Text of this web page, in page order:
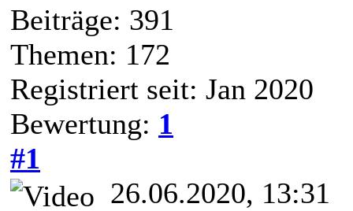
Beiträge: 391
Themen: 172
Registriert seit: Jan 2020
Bewertung: 1
#1
26.06.2020, 13:31